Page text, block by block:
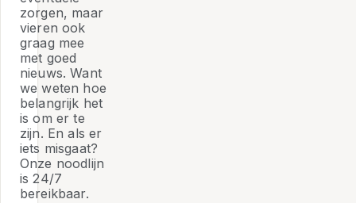
zorgen, maar
vieren ook
graag mee
met goed
nieuws. Want
we weten hoe
belangrijk het
is om er te
zijn. En als er
iets misgaat?
Onze noodlijn
is 24/7
bereikbaar.